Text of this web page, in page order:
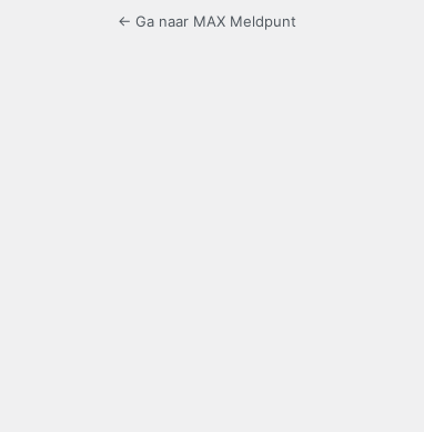
← Ga naar MAX Meldpunt